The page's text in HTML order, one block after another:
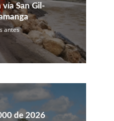
vía San Gil-
antes
de 2026